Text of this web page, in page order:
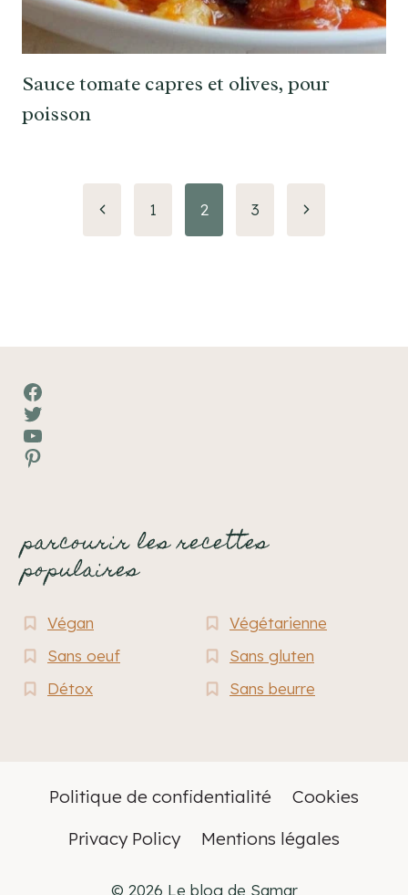
Sauce tomate capres et olives, pour
poisson
Navigation
Page
1 2 3
Page
Facebook
Twitter
YouTube
Pinterest
parcourir les recettes
populaires
Végan
Végétarienne
Sans oeuf
Sans gluten
Détox
Sans beurre
Politique de confidentialité
Cookies
Privacy Policy
Mentions légales
© 2026 Le blog de Samar